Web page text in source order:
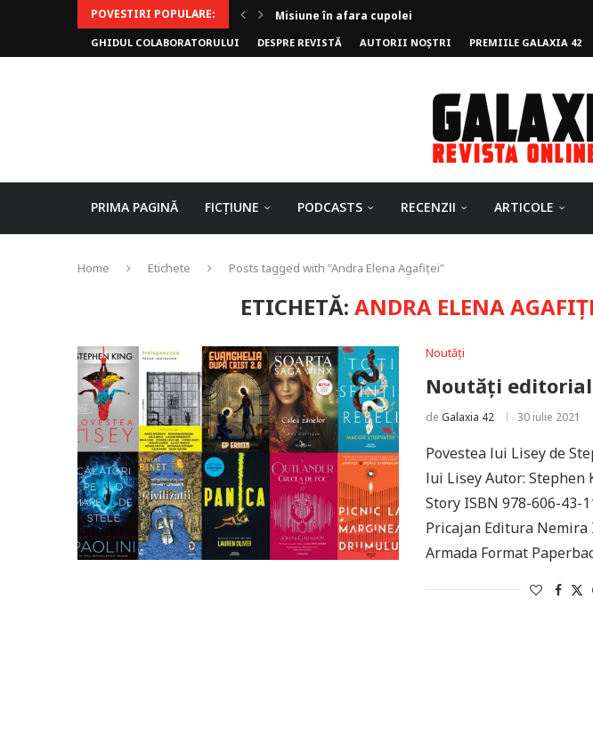
POVESTIRI POPULARE:
Misiune în afara cupolei
Invoker (video)
Alergarea de seară
Biblioteca lui Pavel
Rejuvenare
Falia
Arhivele Dincolo-Timpului
Axa lui Heron
Jumătatea goală
GHIDUL COLABORATORULUI DESPRE REVISTĂ AUTORII NOȘTRI PREMIILE GALAXIA 42
PRIMA PAGINĂ FICȚIUNE PODCASTS RECENZII ARTICOLE
Home Etichete Posts tagged with "Andra Elena Agafiței"
ETICHETĂ: ANDRA ELENA
Noutăți
Noutăți
de Galaxia 42 30 iulie 2021
Povestea lui Lisey de
lui Lisey Autor: Stephen
Story ISBN 978-606-43-
Pricajan Editura
Armada Format